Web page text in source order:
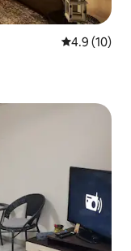
คะแนนเฉลี่ย
4.9 (10)